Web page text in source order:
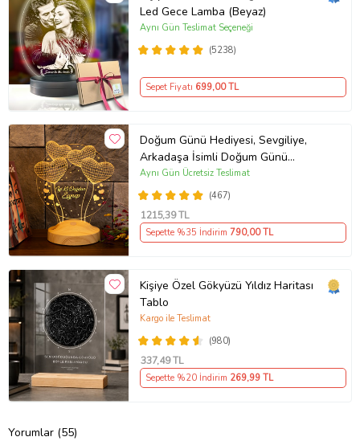
Led Gece Lamba (Beyaz)
(5238)
Aynı Gün Teslimat Seçeneği
Sepet Fiyatı 699,00 TL
Doğum Günü Hediyesi, Sevgiliye,
Arkadaşa İsimli Doğum Günü
Hediyesi, Kişiye Özel Balon Kalpler
Kişiye Özel 3D Led Lamba
(467)
Aynı Gün Ücretsiz Teslimat
1215,39 TL
Sepette %35 İndirim 790,00 TL
Kişiye Özel Gökyüzü Yıldız Haritası
Tablo
(980)
Kargo ile Teslimat
337,49 TL
Sepette %20 İndirim 269,99 TL
Yorumlar (55)